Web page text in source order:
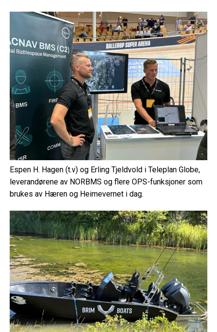
Espen H. Hagen (t.v) og Erling Tjeldvold i Teleplan Globe,
leverandørene av NORBMS og flere OPS-funksjoner som
brukes av Hæren og Heimevernet i dag.